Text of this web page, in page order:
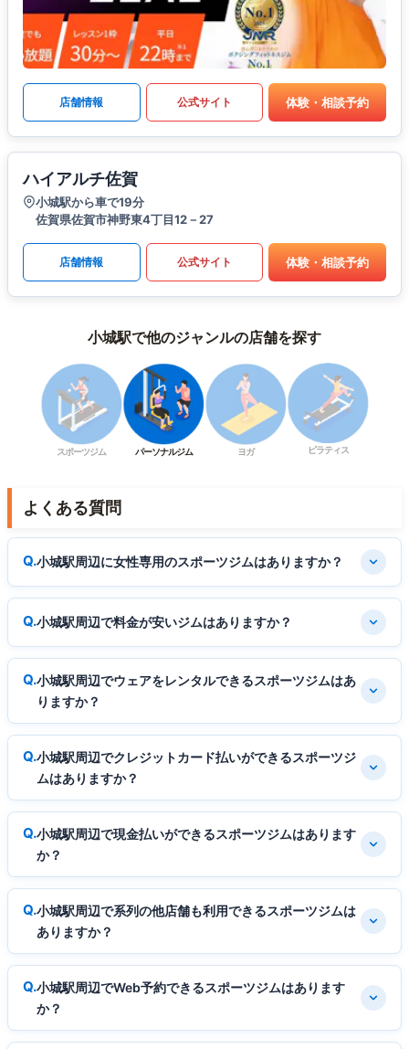
店舗情報 公式サイト 体験・相談予約
ハイアルチ佐賀
小城駅から車で19分
佐賀県佐賀市神野東4丁目12－27
店舗情報 公式サイト 体験・相談予約
小城駅で他のジャンルの店舗を探す
スポーツジム パーソナルジム ヨガ ピラティス
よくある質問
小城駅周辺に女性専用のスポーツジムはありますか？
小城駅周辺で料金が安いジムはありますか？
小城駅周辺でウェアをレンタルできるスポーツジムはあ
りますか？
小城駅周辺でクレジットカード払いができるスポーツジ
ムはありますか？
小城駅周辺で現金払いができるスポーツジムはあります
か？
小城駅周辺で系列の他店舗も利用できるスポーツジムは
ありますか？
小城駅周辺でWeb予約できるスポーツジムはあります
か？